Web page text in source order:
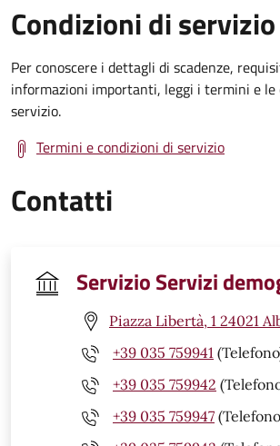
Condizioni di servizio
Per conoscere i dettagli di scadenze,
informazioni importanti, leggi i termini e le
servizio.
Termini e condizioni di servizio
Contatti
Servizio Servizi
Piazza Libertà, 1 24021
+39 035 759941
+39 035 759942
+39 035 759947